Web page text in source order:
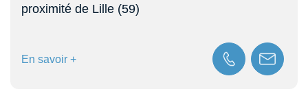
proximité de Lille (59)
En savoir +